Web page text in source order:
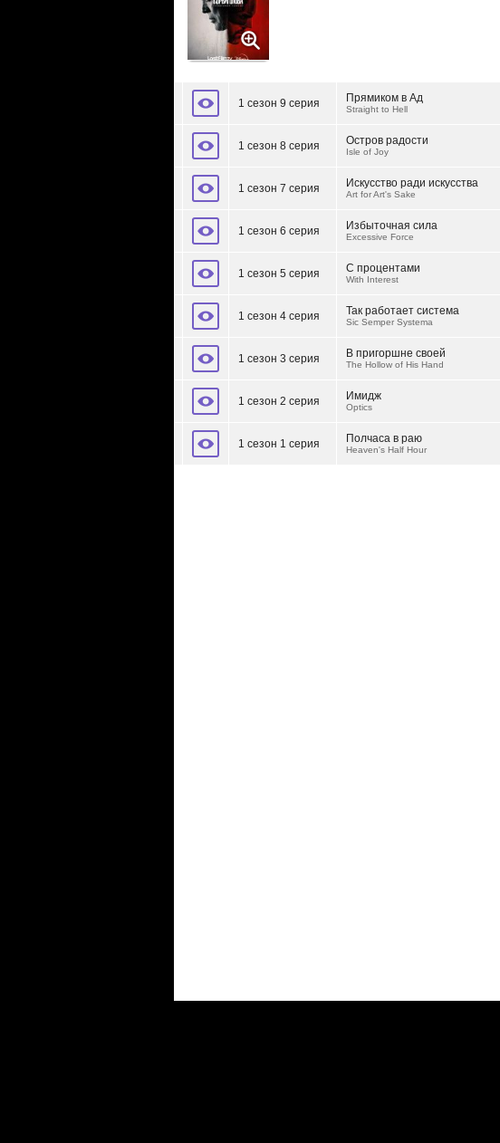
1 сезон 9 серия Прямиком в Ад
Straight to Hell
1 сезон 8 серия Остров радости
Isle of Joy
1 сезон 7 серия Искусство ради искусства
Art for Art's Sake
1 сезон 6 серия Избыточная сила
Excessive Force
1 сезон 5 серия С процентами
With Interest
1 сезон 4 серия Так работает система
Sic Semper Systema
1 сезон 3 серия В пригоршне своей
The Hollow of His Hand
1 сезон 2 серия Имидж
Optics
1 сезон 1 серия Полчаса в раю
Heaven's Half Hour